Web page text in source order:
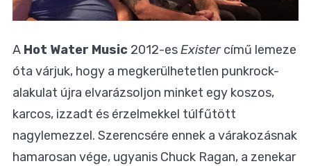
A Hot Water Music 2012-esExistercímű lemeze
óta várjuk, hogy a megkerülhetetlen punkrock-
alakulat újra elvarázsoljon minket egy koszos,
karcos, izzadt és érzelmekkel túlfűtött
nagylemezzel. Szerencsére ennek a várakozásnak
hamarosan vége, ugyanis Chuck Ragan, a zenekar